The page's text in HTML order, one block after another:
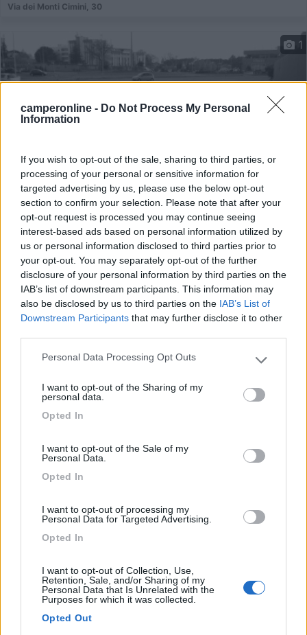
camperonline - Do Not Process My Personal
Information
If you wish to opt-out of the sale, sharing to third parties, or
processing of your personal or sensitive information for
targeted advertising by us, please use the below opt-out
section to confirm your selection. Please note that after your
opt-out request is processed you may continue seeing
interest-based ads based on personal information utilized by
us or personal information disclosed to third parties prior to
your opt-out. You may separately opt-out of the further
disclosure of your personal information by third parties on the
IAB’s list of downstream participants. This information may
also be disclosed by us to third parties on the IAB’s List of
Downstream Participants that may further disclose it to other
Please note that this website/app uses one or more Google
not limited to your visit or usage behaviour. You may click to
grant or deny consent to Google and its third-party tags to
use your data for below specified purposes in below Google
Personal Data Processing Opt Outs
I want to opt-out of the Sharing of my
personal data.
Opted In
I want to opt-out of the Sale of my
Personal Data.
Opted In
I want to opt-out of processing my
Personal Data for Targeted Advertising.
Opted In
I want to opt-out of Collection, Use,
Retention, Sale, and/or Sharing of my
Personal Data that Is Unrelated with the
Purposes for which it was collected.
Opted Out
Via dei Monti Cimini, 30
Area di sosta (PS)
1
Parcheggio
5,5 2
Servizi / Posizione
Via Falcone e Borsellino
Area di sosta (PS)
Parcheggio cimitero